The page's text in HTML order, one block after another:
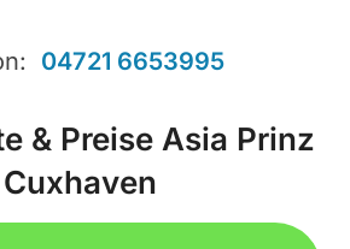
04721 6653995
& Preise Asia Prinz
Cuxhaven